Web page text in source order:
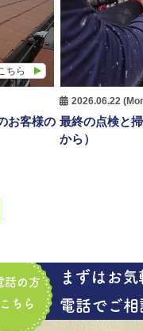
ちら
お客様の
2026.06.22
最終の点検と
から）
話の方
ちら
まずはお気
電話でご